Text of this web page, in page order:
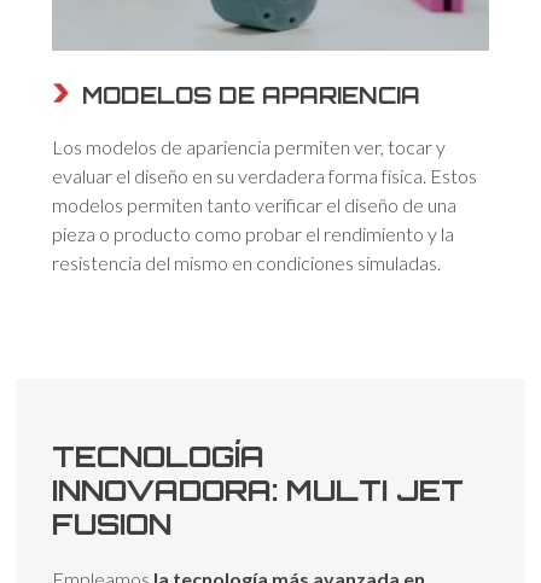
MODELOS DE APARIENCIA
Los modelos de apariencia permiten ver, tocar y
evaluar el diseño en su verdadera forma física. Estos
modelos permiten tanto verificar el diseño de una
pieza o producto como probar el rendimiento y la
resistencia del mismo en condiciones simuladas.
TECNOLOGÍA
INNOVADORA: MULTI JET
FUSION